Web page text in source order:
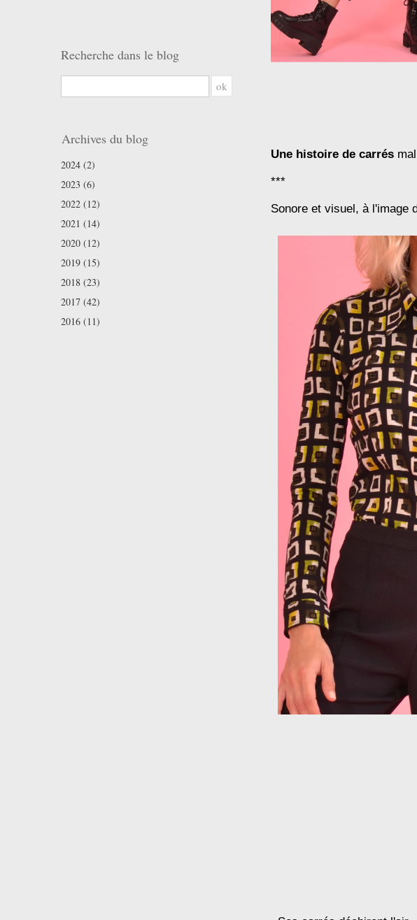
Recherche dans le blog
ok
Archives du blog
2024 (2)
2023 (6)
2022 (12)
2021 (14)
2020 (12)
2019 (15)
2018 (23)
2017 (42)
2016 (11)
Une histoire de carrés
***
Sonore et visuel, à l'image